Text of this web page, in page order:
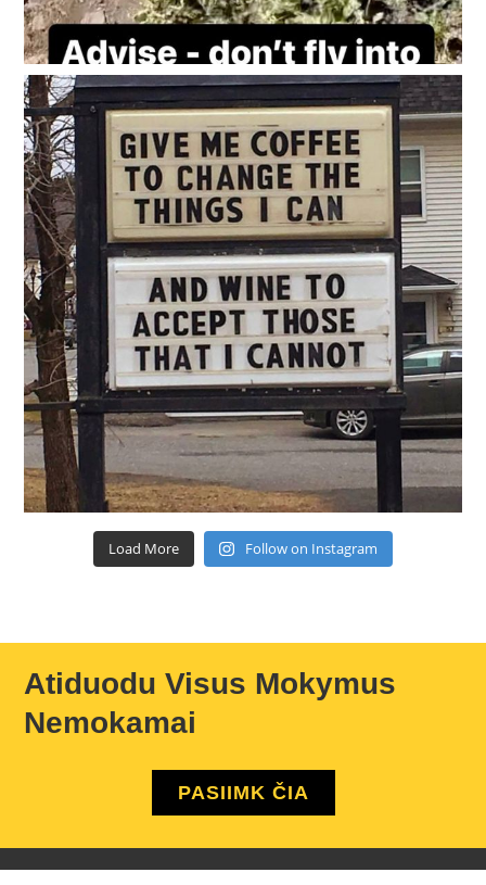
Load More Follow on Instagram
Atiduodu Visus Mokymus
Nemokamai
PASIIMK ČIA